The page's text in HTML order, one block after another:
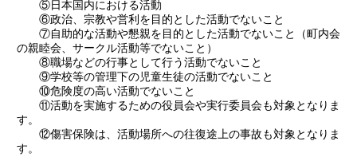
⑤日本国内における活動
⑥政治、宗教や営利を目的とした活動でないこと
⑦自助的な活動や懇親を目的とした活動でないこと（町内会
の親睦会、サークル活動等でないこと）
⑧職場などの行事として行う活動でないこと
⑨学校等の管理下の児童生徒の活動でないこと
⑩危険度の高い活動でないこと
⑪活動を実施するための役員会や実行委員会も対象となりま
す。
⑫傷害保険は、活動場所への往復途上の事故も対象となりま
す。